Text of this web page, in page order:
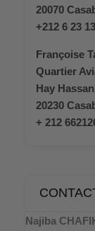
20070
+212 6 23
Françoise
Quartier
Hay
20230
+ 212
Najiba